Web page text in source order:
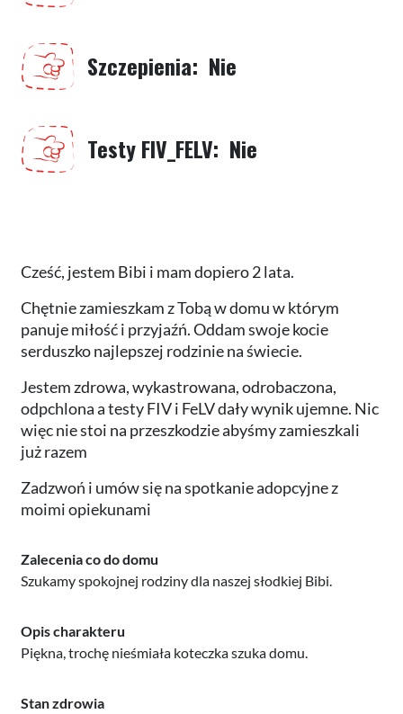
Szczepienia Nie
Testy FIV_FELV Nie
Cześć, jestem Bibi i mam dopiero 2 lata.
Chętnie zamieszkam z Tobą w domu w którym
panuje miłość i przyjaźń. Oddam swoje kocie
serduszko najlepszej rodzinie na świecie.
Jestem zdrowa, wykastrowana, odrobaczona,
odpchlona a testy FIV i FeLV dały wynik ujemne. Nic
więc nie stoi na przeszkodzie abyśmy zamieszkali
już razem
Zadzwoń i umów się na spotkanie adopcyjne z
moimi opiekunami
Zalecenia co do domu
Szukamy spokojnej rodziny dla naszej słodkiej Bibi.
Opis charakteru
Piękna, trochę nieśmiała koteczka szuka domu.
Stan zdrowia